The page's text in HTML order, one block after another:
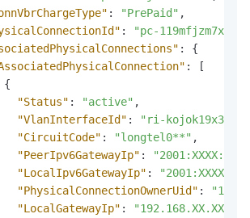
: "PrePaid" ,
:
"pc-
:
{
:
[
{
"Status" : "active" ,
"VlanInterfaceId" :
"ri-
"CircuitCode" : "longtel0**" ,
"PeerIpv6GatewayIp" :
"LocalIpv6GatewayIp" :
"PhysicalConnectionOwnerUid" :
"LocalGatewayIp" : "192.168.XX.XX"